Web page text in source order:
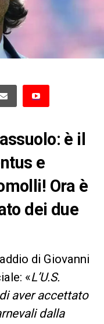
è il
e
Ora è
dei due
di Giovanni
«L’U.S.
aver accettato
dalla